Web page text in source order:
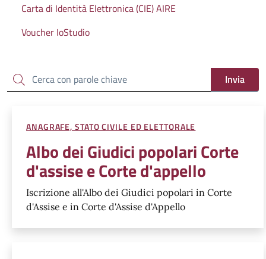
Cerca Invia
ANAGRAFE, STATO CIVILE ED ELETTORALE
Albo dei Giudici popolari Corte
d'assise e Corte d'appello
Iscrizione all'Albo dei Giudici popolari in Corte
d'Assise e in Corte d'Assise d'Appello
Carta di Identità Elettronica (CIE) AIRE
Voucher IoStudio